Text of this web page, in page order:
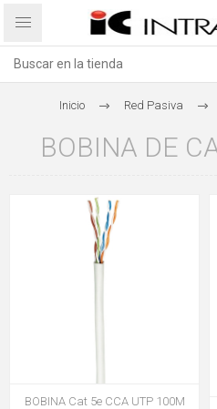
Inicio Red Pasiva
BOBINA DE
BOBINA Cat 5e CCA UTP 100M